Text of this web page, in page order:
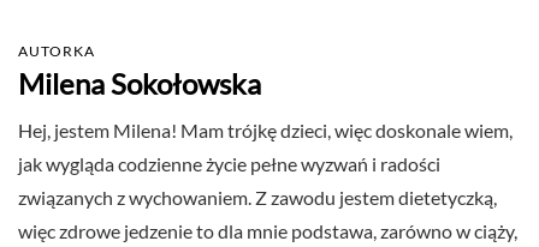
AUTORKA
Milena Sokołowska
Hej, jestem Milena! Mam trójkę dzieci, więc doskonale wiem,
jak wygląda codzienne życie pełne wyzwań i radości
związanych z wychowaniem. Z zawodu jestem dietetyczką,
więc zdrowe jedzenie to dla mnie podstawa, zarówno w ciąży,